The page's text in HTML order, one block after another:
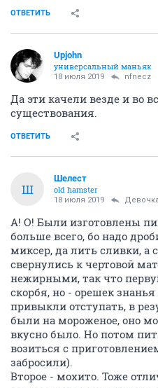
ОТВЕТИТЬ
Upjohn
универсальный маньяк
18 июля 2019 nfnecz
Да эти качели везде и во
существования.
ОТВЕТИТЬ
Ш
Шелест
old hamster
18 июля 2019
А! О! Были изготовлены
больше всего, бо надо
миксер, да лить сливки, а
свернулись к чертовой
нежирными, так что
скорбя, но - орешек
привыкли отступать, в
были на мороженое, оно
вкусно было. Но потом
возиться с
забросили).
Второе - мохито. Тоже